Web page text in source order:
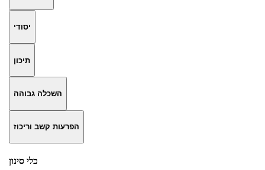
יסודי
תיכון
השכלה גבוהה
הפרעות קשב וריכוז
כלי סינון